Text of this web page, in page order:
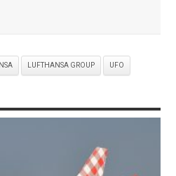
LUFTHANSA GROUP UFO